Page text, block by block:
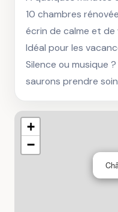
10 chambres
écrin de calme et de
Idéal pour les
Silence ou musique
saurons prendre
+
−